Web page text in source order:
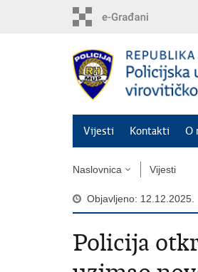
Vijesti Kontakti O
Naslovnica Vijesti
Objavljeno: 12.12.2025.
Policija